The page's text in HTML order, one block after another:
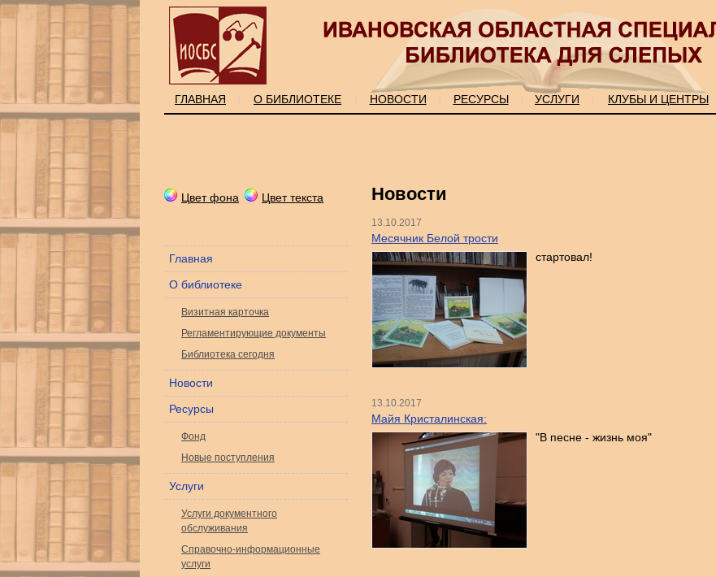
ГЛАВНАЯ О БИБЛИОТЕКЕ НОВОСТИ РЕСУРСЫ УСЛУГИ КЛУБЫ И ЦЕНТРЫ
Цвет фона Цвет текста
Главная
О библиотеке
Визитная карточка
Регламентирующие документы
Библиотека сегодня
Новости
Ресурсы
Фонд
Новые поступления
Услуги
Услуги документного
обслуживания
Справочно-информационные
услуги
Новости
13.10.2017
Месячник Белой трости
стартовал!
13.10.2017
Майя Кристалинская:
"В песне - жизнь моя"